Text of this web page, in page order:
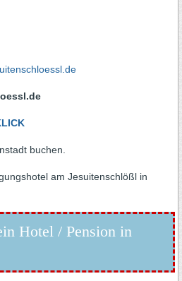
buchen.
am Jesuitenschlößl in
Hotel / Pension in